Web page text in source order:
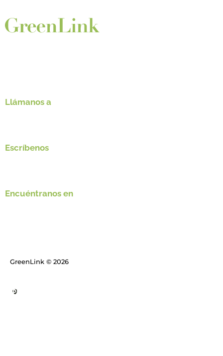
Llámanos a
Escríbenos
Encuéntranos en
GreenLink © 2026